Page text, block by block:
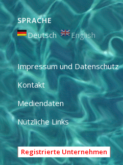
SPRACHE
Deutsch English
Impressum und Datenschutz
Kontakt
Mediendaten
Nützliche Links
Registrierte Unternehmen